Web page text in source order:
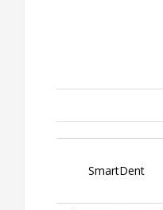
SmartDent